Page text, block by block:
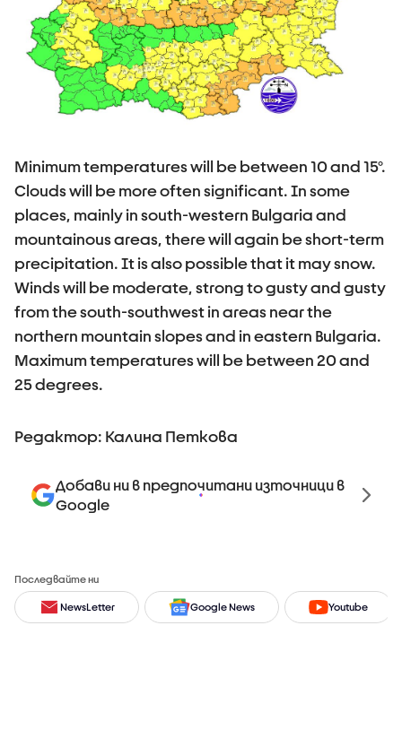
Minimum temperatures will be between 10 and 15°.
Clouds will be more often significant. In some
places, mainly in south-western Bulgaria and
mountainous areas, there will again be short-term
precipitation. It is also possible that it may snow.
Winds will be moderate, strong to gusty and gusty
from the south-southwest in areas near the
northern mountain slopes and in eastern Bulgaria.
Maximum temperatures will be between 20 and
25 degrees.
Редактор: Калина Петкова
Добави ни в предпочитани източници в
Google
Последвайте ни
NewsLetter Google News Youtube